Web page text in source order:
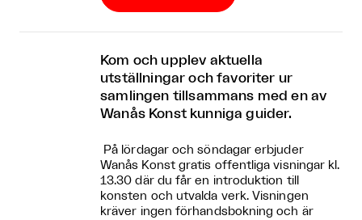
Kom och upplev aktuella
utställningar och favoriter ur
samlingen tillsammans med en av
Wanås Konst kunniga guider.
På lördagar och söndagar erbjuder
Wanås Konst gratis offentliga visningar kl.
13.30 där du får en introduktion till
konsten och utvalda verk. Visningen
kräver ingen förhandsbokning och är